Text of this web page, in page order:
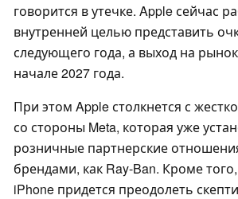
говорится в утечке. Apple сейчас
внутренней целью представить
следующего года, а выход на
начале 2027 года.
При этом Apple столкнется с
со стороны Meta, которая уже
розничные партнерские
брендами, как Ray-Ban. Кроме
iPhone придется преодолеть